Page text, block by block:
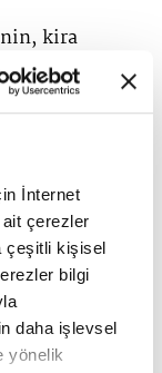
İnternet
çerezler
çeşitli kişisel
bilgi
daha işlevsel
yönelik
kira
koşuluyla
Kayıt
üretim